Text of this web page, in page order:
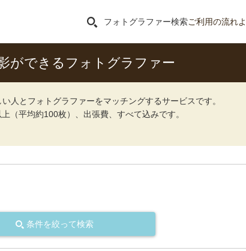
フォトグラファー検索ご利用の流れ
ができるフォトグラファー
人とフォトグラファーをマッチングするサービスです。
（平均約100枚）、出張費、すべて込みです。
条件を絞って検索